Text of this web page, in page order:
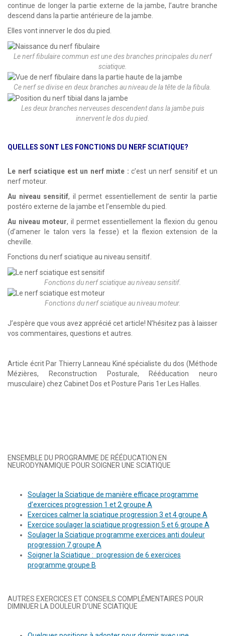
continue de longer la partie externe de la jambe, l’autre branche
descend dans la partie antérieure de la jambe.
Elles vont innerver le dos du pied.
Le nerf fibulaire commun est une des branches principales du nerf
sciatique.
Ce nerf se divise en deux branches au niveau de la tête de la fibula.
Les deux branches nerveuses descendent dans la jambe puis
innervent le dos du pied.
QUELLES SONT LES FONCTIONS DU NERF SCIATIQUE?
Le nerf sciatique est un nerf mixte : c’est un nerf sensitif et un
nerf moteur.
Au niveau sensitif, il permet essentiellement de sentir la partie
postéro externe de la jambe et l’ensemble du pied.
Au niveau moteur, il permet essentiellement la flexion du genou
(d’amener le talon vers la fesse) et la flexion extension de la
cheville.
Fonctions du nerf sciatique au niveau sensitif.
Fonctions du nerf sciatique au niveau sensitif.
Fonctions du nerf sciatique au niveau moteur.
J’espère que vous avez apprécié cet article! N’hésitez pas à laisser
vos commentaires, questions et autres.
Article écrit Par Thierry Lanneau Kiné spécialiste du dos (Méthode
Mézières, Reconstruction Posturale, Rééducation neuro
musculaire) chez Cabinet Dos et Posture Paris 1er Les Halles.
ENSEMBLE DU PROGRAMME DE RÉÉDUCATION EN
NEURODYNAMIQUE POUR SOIGNER UNE SCIATIQUE
Soulager la Sciatique de manière efficace programme
d’exercices progression 1 et 2 groupe A
Exercices calmer la sciatique progression 3 et 4 groupe A
Exercice soulager la sciatique progression 5 et 6 groupe A
Soulager la Sciatique programme exercices anti douleur
progression 7 groupe A
Soigner la Sciatique : progression de 6 exercices
programme groupe B
AUTRES EXERCICES ET CONSEILS COMPLÉMENTAIRES POUR
DIMINUER LA DOULEUR D’UNE SCIATIQUE